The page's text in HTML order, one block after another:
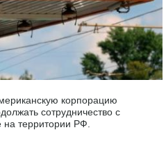
корпорацию
сотрудничество с
территории РФ.